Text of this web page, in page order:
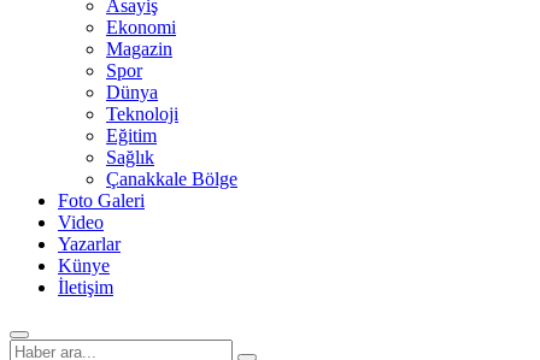
Asayiş
Ekonomi
Magazin
Spor
Dünya
Teknoloji
Eğitim
Sağlık
Çanakkale Bölge
Foto Galeri
Video
Yazarlar
Künye
İletişim